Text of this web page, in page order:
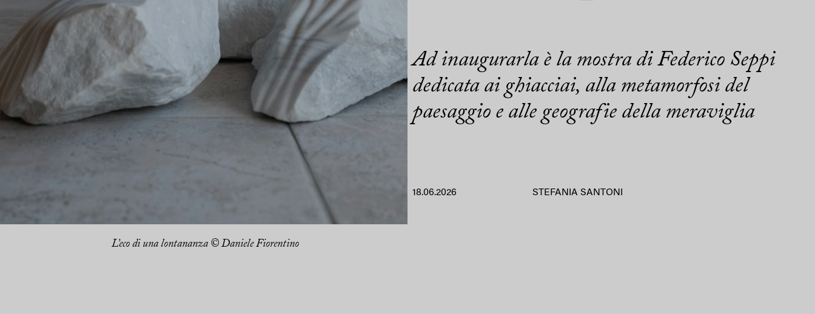
Ad inaugurarla è la mostra di Federico Seppi
dedicata ai ghiacciai, alla metamorfosi del
paesaggio e alle geografie della meraviglia
18.06.2026 STEFANIA SANTONI
L’eco di una lontananza © Daniele Fiorentino